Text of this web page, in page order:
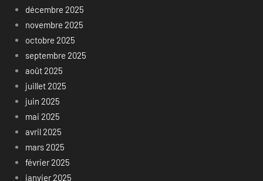
décembre 2025
novembre 2025
octobre 2025
septembre 2025
août 2025
juillet 2025
juin 2025
mai 2025
avril 2025
mars 2025
février 2025
janvier 2025